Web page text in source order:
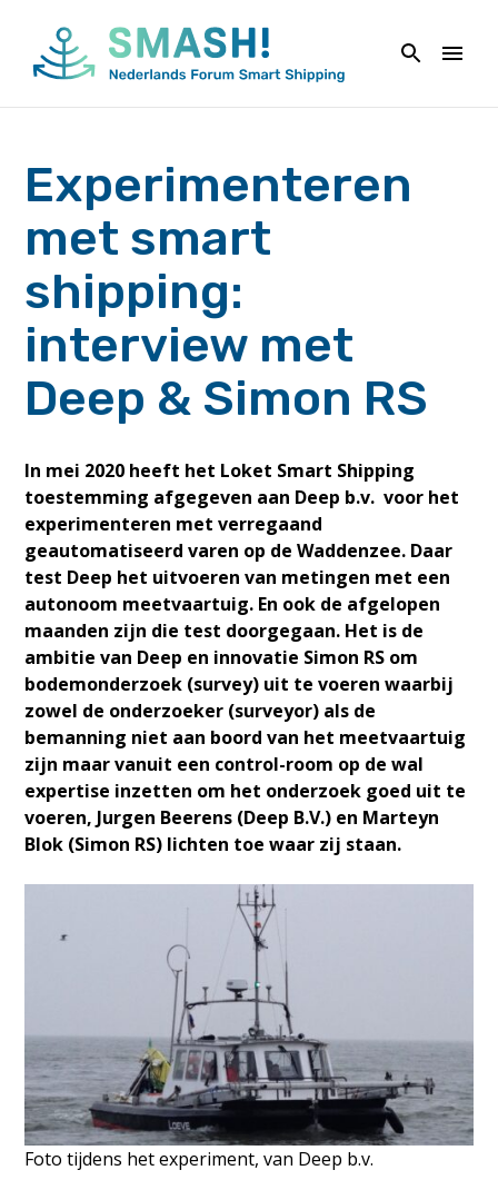
inhoud
Experimenteren
met smart
shipping:
interview met
Deep & Simon RS
In mei 2020 heeft het Loket Smart Shipping
toestemming afgegeven aan Deep b.v. voor het
experimenteren met verregaand
geautomatiseerd varen op de Waddenzee. Daar
test Deep het uitvoeren van metingen met een
autonoom meetvaartuig. En ook de afgelopen
maanden zijn die test doorgegaan. Het is de
ambitie van Deep en innovatie Simon RS om
bodemonderzoek (survey) uit te voeren waarbij
zowel de onderzoeker (surveyor) als de
bemanning niet aan boord van het meetvaartuig
zijn maar vanuit een control-room op de wal
expertise inzetten om het onderzoek goed uit te
voeren, Jurgen Beerens (Deep B.V.) en Marteyn
Blok (Simon RS) lichten toe waar zij staan.
Foto tijdens het experiment, van Deep b.v.